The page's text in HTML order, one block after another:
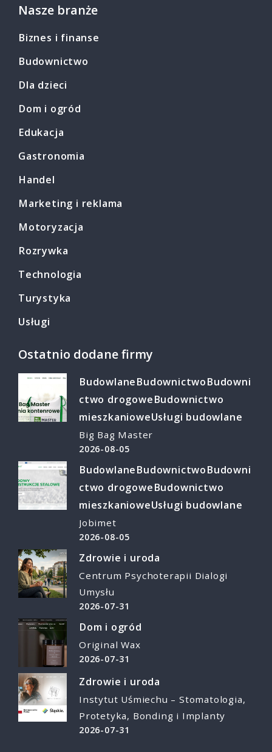
Nasze branże
Biznes i finanse
Budownictwo
Dla dzieci
Dom i ogród
Edukacja
Gastronomia
Handel
Marketing i reklama
Motoryzacja
Rozrywka
Technologia
Turystyka
Usługi
Ostatnio dodane firmy
BudowlaneBudownictwoBudowni
ctwo drogoweBudownictwo
mieszkanioweUsługi budowlane
Big Bag Master
2026-08-05
BudowlaneBudownictwoBudowni
ctwo drogoweBudownictwo
mieszkanioweUsługi budowlane
Jobimet
2026-08-05
Zdrowie i uroda
Centrum Psychoterapii Dialogi
Umysłu
2026-07-31
Dom i ogród
Original Wax
2026-07-31
Zdrowie i uroda
Instytut Uśmiechu – Stomatologia,
Protetyka, Bonding i Implanty
2026-07-31